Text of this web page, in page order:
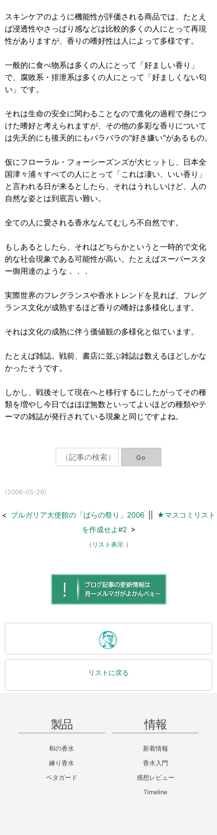
スキンケアのように機能性が評価される商品では、たとえ
ば浸透性やさっぱり感などは比較的多くの人にとって再現
性がありますが、香りの嗜好性は人によって多様です。
一般的に食べ物系は多くの人にとって「好ましい香り」
で、腐敗系・排泄系は多くの人にとって「好ましくない匂
い」です。
それは生命の安全に関わることなので進化の過程で身につ
けた嗜好と考えられますが、その他の多彩な香りについて
は先天的にも後天的にもバラバラの"好き嫌い"があるもの。
仮にフローラル・フォーシーズンズが大ヒットし、日本全
国津々浦々すべての人にとって「これは凄い、いい香り」
と言われる日が来るとしたら、それはうれしいけど、人の
自然な姿とは到底言い難い。
全ての人に愛される香水なんてむしろ不自然です。
もしあるとしたら、それはどちらかというと一時的で文化
的な社会現象である可能性が高い。たとえばスーパースタ
ー御用達のような．．．
実際世界のフレグランスや香水トレンドを見れば、フレグ
ランス文化が成熟するほど香りの嗜好は多様化します。
それは文化の成熟に伴う価値観の多様化と似ています。
たとえば雑誌。戦前、書店に並ぶ雑誌は数えるほどしかな
かったそうです。
しかし、戦後そして現在へと移行するにしたがってその種
類を増やし今日ではほぼ無数といってよいほどの種類やテ
ーマの雑誌が発行されている現象と同じですよね。
(2006-05-26)
< ブルガリア大使館の「ばらの祭り」2006|| ★マスコミリスト
を作成せよ#2 >
（ リスト表示）
リストに戻る
製品
和の香水
練り香水
ベタガード
情報
新着情報
香水入門
感想レビュー
Timeline